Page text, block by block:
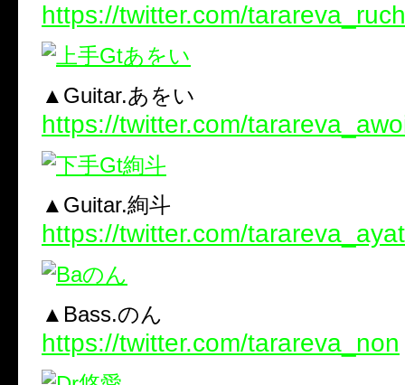
https://twitter.com/
▲Guitar.あをい
https://twitter.com/
▲Guitar.絢斗
https://twitter.com/
▲Bass.のん
https://twitter.com/tarareva_non